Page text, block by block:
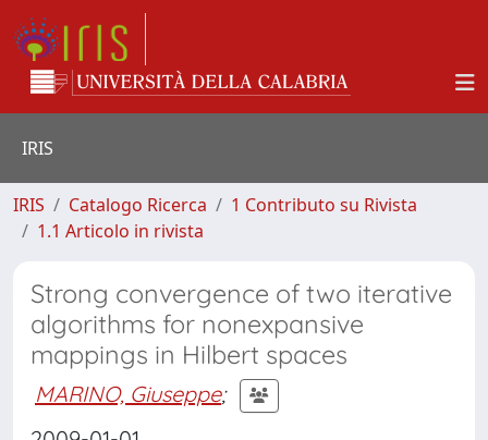
IRIS
IRIS Catalogo Ricerca
1 Contributo su Rivista
1.1 Articolo in rivista
Strong convergence of two iterative
algorithms for nonexpansive
mappings in Hilbert spaces
MARINO, Giuseppe;